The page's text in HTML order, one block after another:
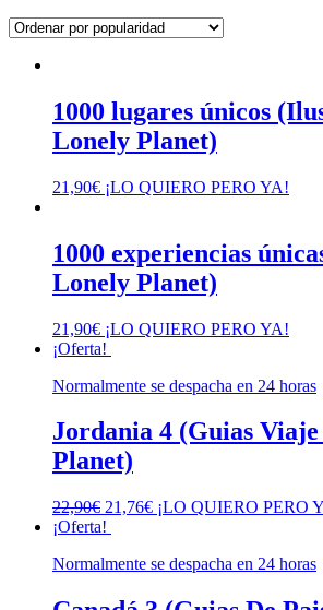
popularidad
1000 lugares únicos
Lonely Planet)
21,90€ ¡LO QUIERO PERO YA!
1000 experiencias
Lonely Planet)
21,90€ ¡LO QUIERO PERO YA!
¡Oferta!
Normalmente se despacha en 24 horas
Jordania 4 (Guias
Planet)
22,90€ El
precio
era:
21,76€El
es:
¡LO QUIERO PERO
¡Oferta!
Normalmente se despacha en 24 horas